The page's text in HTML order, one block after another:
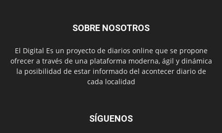
SOBRE NOSOTROS
El Digital Es un proyecto de diarios online que se propone
ofrecer a través de una plataforma moderna, ágil y dinámica
la posibilidad de estar informado del acontecer diario de
cada localidad
SÍGUENOS